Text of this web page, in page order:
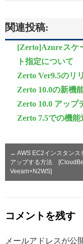
関連投稿:
[Zerto]Azureスケ
ト指定について
Zerto Ver9.5のリ
Zerto 10.0の新機
Zerto 10.0 アップ
Zerto 7.5での機能
← AWS EC2インスタンス
アップする方法
Veeam+N2WS]
コメントを残す
メールアドレスが公